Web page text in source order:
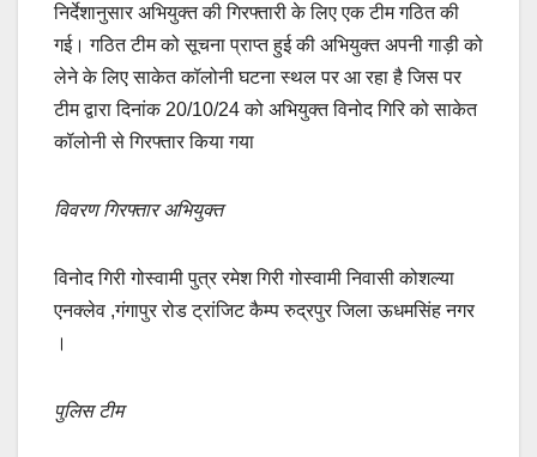
निर्देशानुसार अभियुक्त की गिरफ्तारी के लिए एक टीम गठित की
गई। गठित टीम को सूचना प्राप्त हुई की अभियुक्त अपनी गाड़ी को
लेने के लिए साकेत कॉलोनी घटना स्थल पर आ रहा है जिस पर
टीम द्वारा दिनांक 20/10/24 को अभियुक्त विनोद गिरि को साकेत
कॉलोनी से गिरफ्तार किया गया
विवरण गिरफ्तार अभियुक्त
विनोद गिरी गोस्वामी पुत्र रमेश गिरी गोस्वामी निवासी कोशल्या
एनक्लेव ,गंगापुर रोड ट्रांजिट कैम्प रुद्रपुर जिला ऊधमसिंह नगर
।
पुलिस टीम